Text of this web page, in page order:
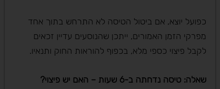
כפועל יוצא, אם ביטול הטיסה לא התרחש בתוך אחד
מפרקי הזמן האמורים, ייתכן שהנוסעים עדיין זכאים
לקבל פיצוי כספי מלא, בכפוף להוראות החוק ותנאיו.
שאלה: טיסה נדחתה ב-6 שעות – האם יש פיצוי ?